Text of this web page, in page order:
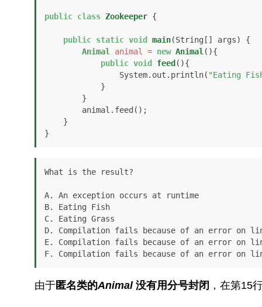
public class Zookeeper {
public static void main(String[] args)
{
Animal animal = new Animal(){
public void feed (){
                System.out.println(
"Eating
}
What is the result?
A. An exception occurs at runtime
B. Eating Fish
C. Eating Grass
D. Compilation fails because of an error on
E. Compilation fails because of an error on
F. Compilation fails because of an error on
由于匿名类的Animal 没有用分号封闭 ，在第15